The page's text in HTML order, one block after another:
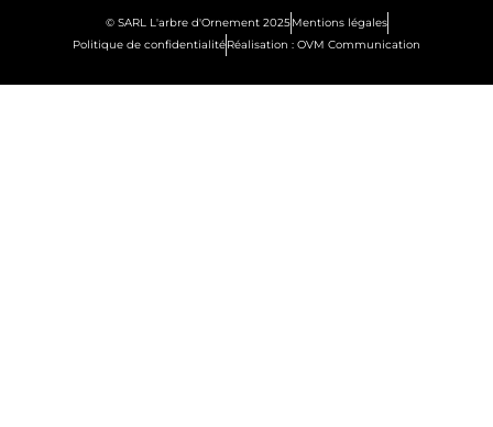
© SARL L'arbre d'Ornement 2025Mentions légales
Politique de confidentialitéRéalisation : OVM Communication